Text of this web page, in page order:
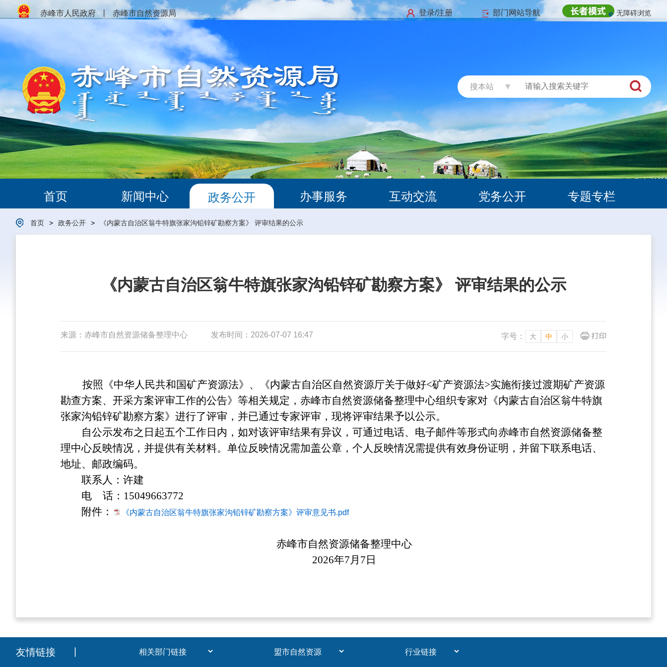
赤峰市人民政府 丨 赤峰市自然资源局 登录/注册 部门网站导航 无障碍浏览
搜本站
首页 新闻中心 政务公开 办事服务 互动交流 党务公开 专题专栏
首页 > 政务公开 > 《内蒙古自治区翁牛特旗张家沟铅锌矿勘察方案》 评审结果的公示
《内蒙古自治区翁牛特旗张家沟铅锌矿勘察方案》 评审结果的公示
来源：赤峰市自然资源储备整理中心 发布时间：2026-07-07 16:47 字号： 大 中 小
按照《中华人民共和国矿产资源法》、《内蒙古自治区自然资源厅关于做好<矿产资源法>实施衔接过渡期矿产资源
勘查方案、开采方案评审工作的公告》等相关规定，赤峰市自然资源储备整理中心组织专家对《内蒙古自治区翁牛特旗
张家沟铅锌矿勘察方案》进行了评审，并已通过专家评审，现将评审结果予以公示。
自公示发布之日起五个工作日内，如对该评审结果有异议，可通过电话、电子邮件等形式向赤峰市自然资源储备整
理中心反映情况，并提供有关材料。单位反映情况需加盖公章，个人反映情况需提供有效身份证明，并留下联系电话、
地址、邮政编码。
联系人：许建
电 话：15049663772
附件：
《内蒙古自治区翁牛特旗张家沟铅锌矿勘察方案》评审意见书.pdf
赤峰市自然资源储备整理中心
2026年7月7日
友情链接